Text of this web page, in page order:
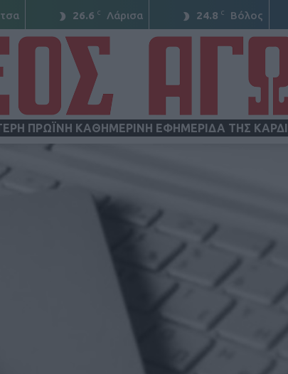
26.6 C Λάρισα 24.8 C Βόλος
ΠΡΩΪΝΗ ΚΑΘΗΜΕΡΙΝΗ ΕΦΗΜΕΡΙΔΑ ΤΗΣ